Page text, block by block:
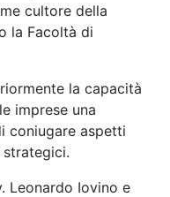
cultore della
la Facoltà di
la capacità
imprese una
coniugare aspetti
Leonardo Iovino e